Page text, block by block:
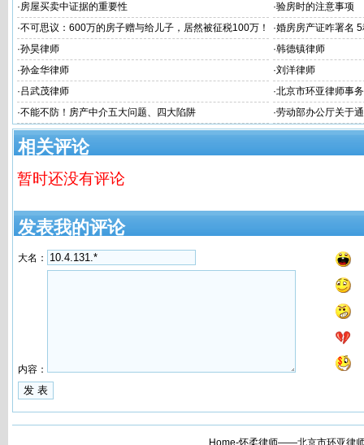
·房屋买卖中证据的重要性 ·验房时的注意事项
·不可思议：600万的房子赠与给儿子，居然被征税100万！
将房产“赠与”给子女还不如“卖”给子女？
·婚房房产证咋署名
·孙昊律师 ·韩德镇律师
·孙金华律师 ·刘洋律师
·吕武茂律师 ·北京市环亚律师事
·不能不防！房产中介五大问题、四大陷阱 ·劳动部办公厅关于
不归者按自动离职
相关评论
暂时还没有评论
发表我的评论
大名：
内容：
Home-怀柔律师——北京市环亚律